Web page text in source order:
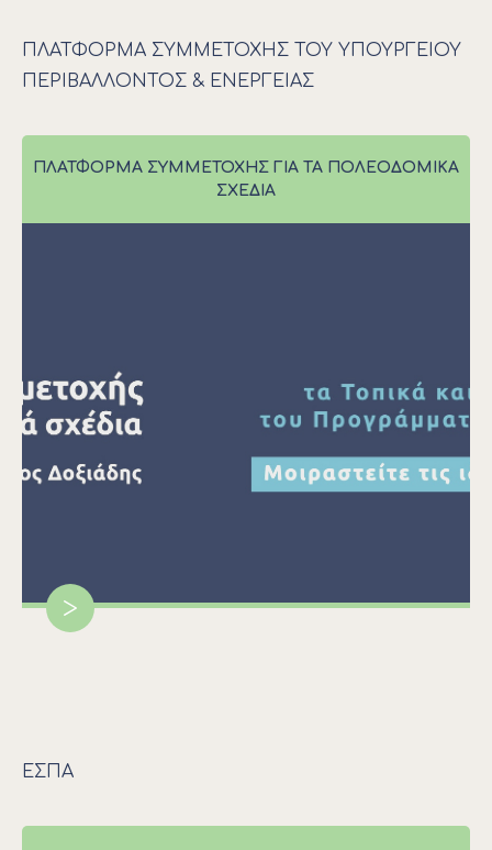
ΠΛΑΤΦΌΡΜΑ ΣΥΜΜΕΤΟΧΉΣ ΤΟΥ ΥΠΟΥΡΓΕΊΟΥ
ΠΕΡΙΒΆΛΛΟΝΤΟΣ & ΕΝΈΡΓΕΙΑΣ
ΠΛΑΤΦΌΡΜΑ ΣΥΜΜΕΤΟΧΉΣ ΓΙΑ ΤΑ ΠΟΛΕΟΔΟΜΙΚΆ
ΣΧΈΔΙΑ
>
ΕΣΠΑ